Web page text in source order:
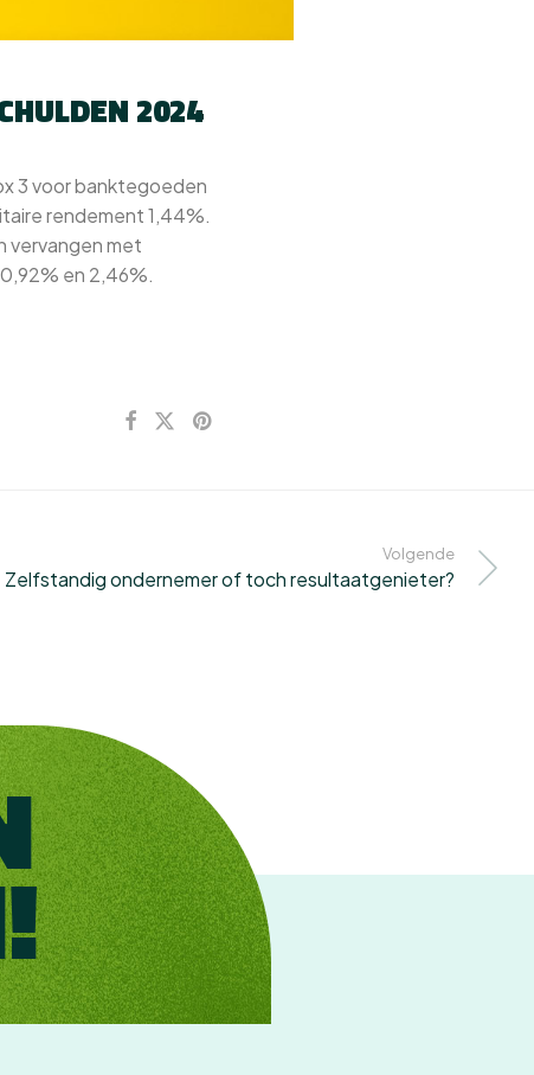
2024
3 voor banktegoeden
rendement 1,44%.
vervangen met
en 2,46%.
Volgende
Zelfstandig ondernemer of toch resultaatgenieter?